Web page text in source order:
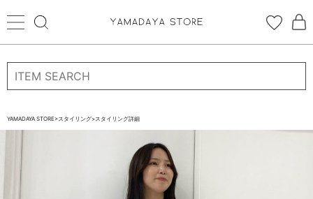
ログイン 新規会員登録
お気に入り
YAMADAYA STORE>スタイリング>スタイリング詳細
ログイン